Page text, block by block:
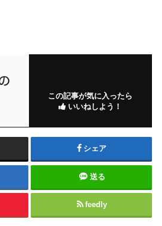
この記事が気に入ったら
いいねしよう！
シェア
送る
feedly